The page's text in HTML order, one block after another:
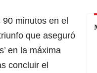
minutos en el
que aseguró
en la máxima
concluir el